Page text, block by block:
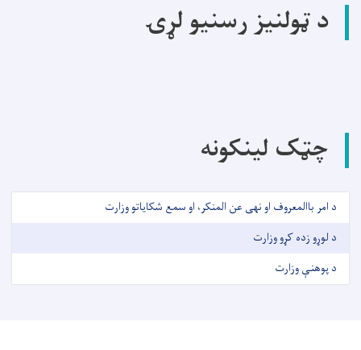
د ټولنیز رسنیو لړۍ
چټک لینکونه
د امر باالمعروف او نهی عن المنکر، او سمع شکایاتو وزارت
د لوړو زده کړو وزارت
د پوهنې وزارت